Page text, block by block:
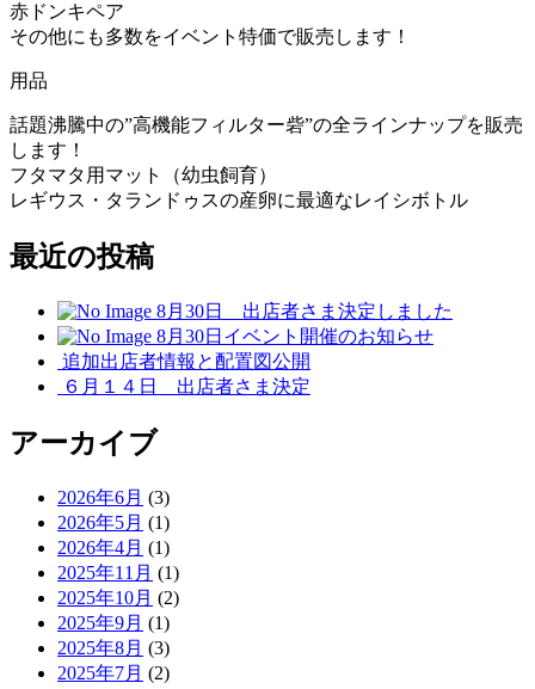
赤ドンキペア
その他にも多数をイベント特価で販売します！
用品
話題沸騰中の”高機能フィルター砦”の全ラインナップを販売
します！
フタマタ用マット（幼虫飼育）
レギウス・タランドゥスの産卵に最適なレイシボトル
最近の投稿
8月30日 出店者さま決定しました
8月30日イベント開催のお知らせ
追加出店者情報と配置図公開
６月１４日 出店者さま決定
アーカイブ
2026年6月 (3)
2026年5月 (1)
2026年4月 (1)
2025年11月 (1)
2025年10月 (2)
2025年9月 (1)
2025年8月 (3)
2025年7月 (2)